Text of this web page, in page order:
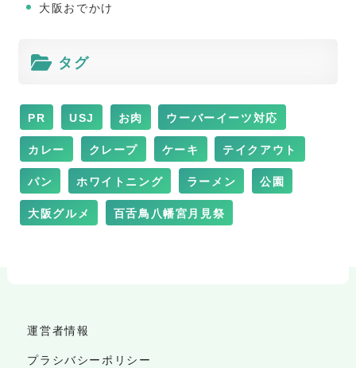
大阪おでかけ
タグ
PR USJ お肉 ウーバーイーツ対応
カレー クレープ ケーキ テイクアウト
パン ホワイトニング ラーメン 公園
大阪グルメ 百舌鳥八幡宮月見祭
運営者情報
プラシバシーポリシー